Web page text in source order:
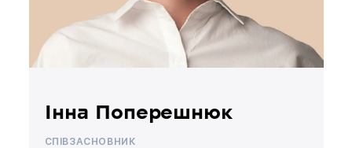
Інна Поперешнюк
СПІВЗАСНОВНИК